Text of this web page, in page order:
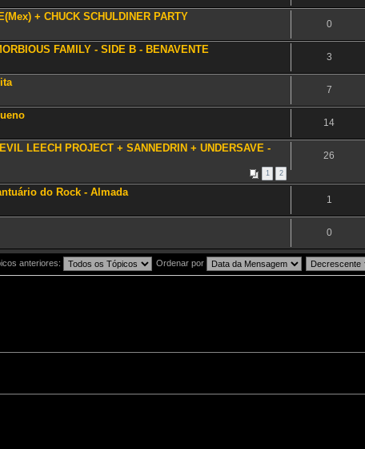
+ CHUCK SCHULDINER PARTY
0
FAMILY - SIDE B - BENAVENTE
3
7
14
LEECH PROJECT + SANNEDRIN + UNDERSAVE -
1 2
26
do Rock - Almada
1
0
anteriores: Ordenar por